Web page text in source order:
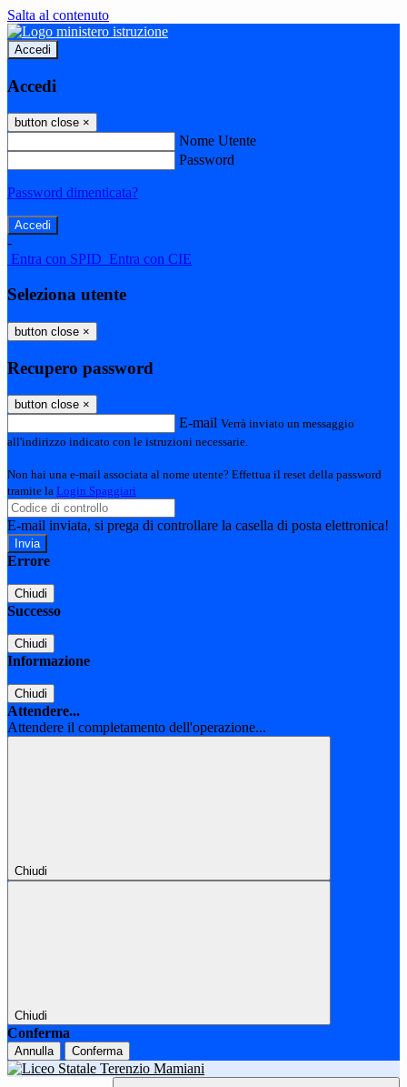
Salta al contenuto
Accedi
Accedi
button close ×
Nome Utente
Password
Password dimenticata?
-
Entra con SPID Entra con CIE
Seleziona utente
button close ×
Recupero password
button close ×
E-mail Verrà inviato un messaggio
all'indirizzo indicato con le istruzioni necessarie.
Non hai una e-mail associata al nome utente? Effettua il reset della password
tramite la Login Spaggiari
E-mail inviata, si prega di controllare la casella di posta elettronica!
Errore
Chiudi
Successo
Chiudi
Informazione
Chiudi
Attendere...
Attendere il completamento dell'operazione...
Chiudi
Chiudi
Conferma
Annulla Conferma